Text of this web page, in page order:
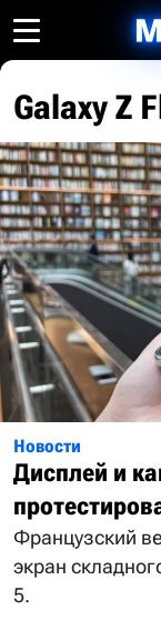
Galaxy Z
Новости
Дисплей и
Французский
экран
5.